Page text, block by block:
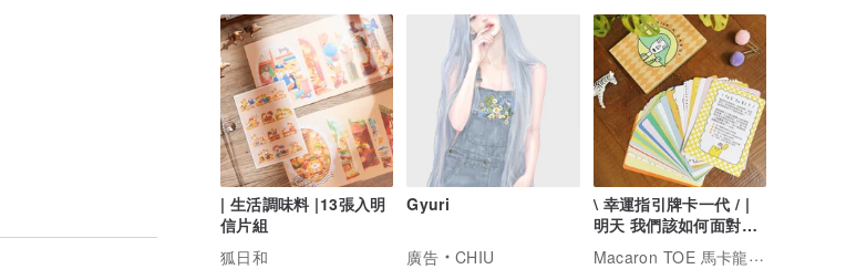
| 生活調味料 |13張入明
信片組
狐日和
Gyuri
廣告
CHIU
\ 幸運指引牌卡一代 / |
明天 我們該如何面對這
個世界
Macaron TOE 馬卡龍腳趾